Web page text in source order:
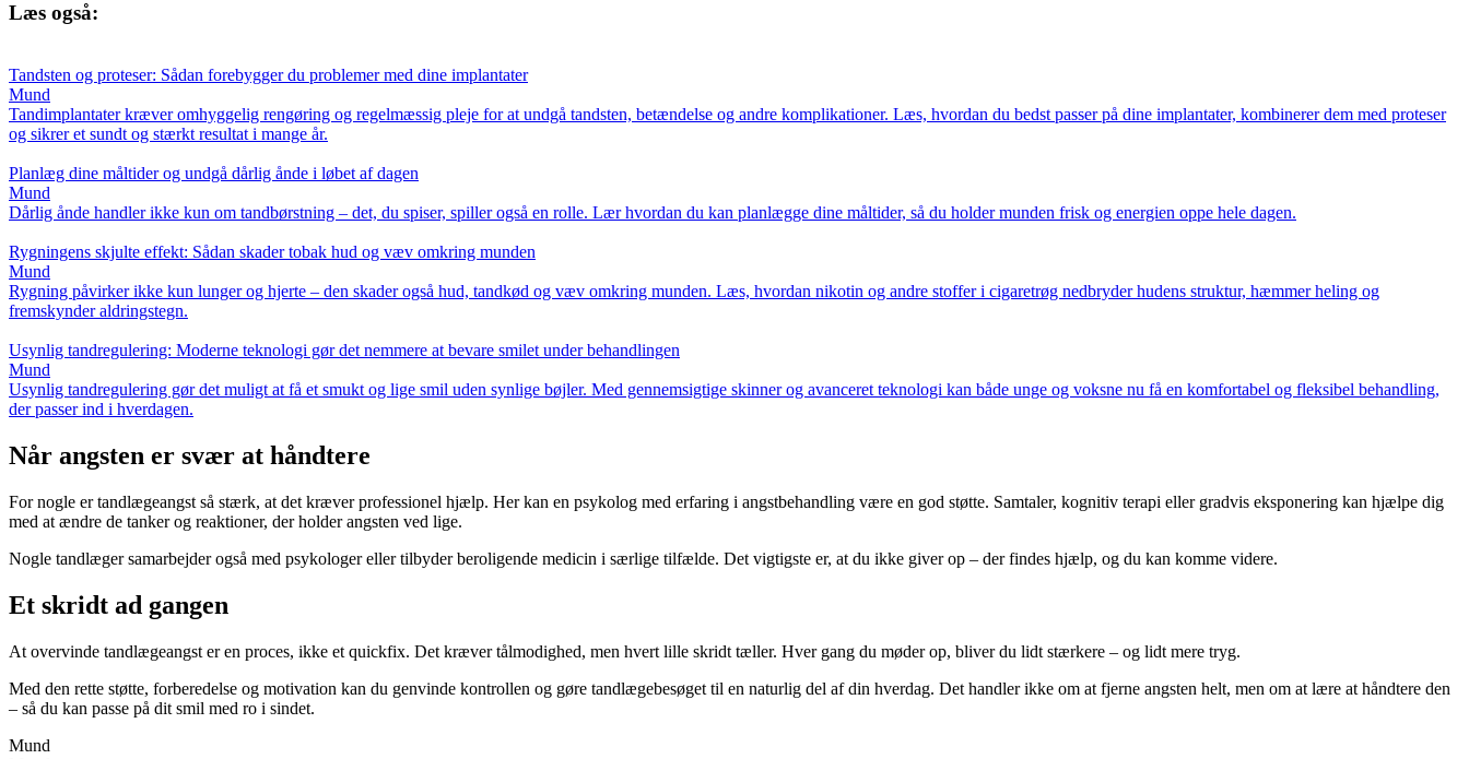
Læs også:
Tandsten og proteser: Sådan forebygger du problemer med dine implantater
Mund
Tandimplantater kræver omhyggelig rengøring og regelmæssig pleje for at undgå tandsten, betændelse og andre komplikationer. Læs, hvordan du bedst passer på dine implantater, kombinerer dem med proteser
og sikrer et sundt og stærkt resultat i mange år.
Planlæg dine måltider og undgå dårlig ånde i løbet af dagen
Mund
Dårlig ånde handler ikke kun om tandbørstning – det, du spiser, spiller også en rolle. Lær hvordan du kan planlægge dine måltider, så du holder munden frisk og energien oppe hele dagen.
Rygningens skjulte effekt: Sådan skader tobak hud og væv omkring munden
Mund
Rygning påvirker ikke kun lunger og hjerte – den skader også hud, tandkød og væv omkring munden. Læs, hvordan nikotin og andre stoffer i cigaretrøg nedbryder hudens struktur, hæmmer heling og
fremskynder aldringstegn.
Usynlig tandregulering: Moderne teknologi gør det nemmere at bevare smilet under behandlingen
Mund
Usynlig tandregulering gør det muligt at få et smukt og lige smil uden synlige bøjler. Med gennemsigtige skinner og avanceret teknologi kan både unge og voksne nu få en komfortabel og fleksibel behandling,
der passer ind i hverdagen.
Når angsten er svær at håndtere
For nogle er tandlægeangst så stærk, at det kræver professionel hjælp. Her kan en psykolog med erfaring i angstbehandling være en god støtte. Samtaler, kognitiv terapi eller gradvis eksponering kan hjælpe dig
med at ændre de tanker og reaktioner, der holder angsten ved lige.
Nogle tandlæger samarbejder også med psykologer eller tilbyder beroligende medicin i særlige tilfælde. Det vigtigste er, at du ikke giver op – der findes hjælp, og du kan komme videre.
Et skridt ad gangen
At overvinde tandlægeangst er en proces, ikke et quickfix. Det kræver tålmodighed, men hvert lille skridt tæller. Hver gang du møder op, bliver du lidt stærkere – og lidt mere tryg.
Med den rette støtte, forberedelse og motivation kan du genvinde kontrollen og gøre tandlægebesøget til en naturlig del af din hverdag. Det handler ikke om at fjerne angsten helt, men om at lære at håndtere den
– så du kan passe på dit smil med ro i sindet.
Mund